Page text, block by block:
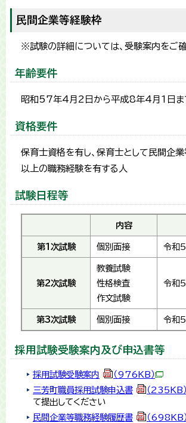
民間企業等経験枠
※試験の詳細については、受験案内をご確
年齢要件
昭和57年4月2日から平成8年4月1日ま
資格要件
保育士資格を有し、保育士として民間企
以上の職務経験を有する人
試験日程等
内容
第1次試験 個別面接 令和5
第2次試験
教養試験
性格検査
作文試験
令和5
第3次試験 個別面接 令和5
採用試験受験案内及び申込書等
採用試験受験案内
（976KB）
三芳町職員採用試験申込書
（235KB）
て提出してください
民間企業等職務経験履歴書
（698KB